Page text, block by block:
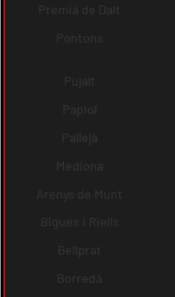
Premià de Dalt
Pontons
Pujalt
Papiol
Pallejà
Mediona
Arenys de Munt
Bigues i Riells
Bellprat
Borredà